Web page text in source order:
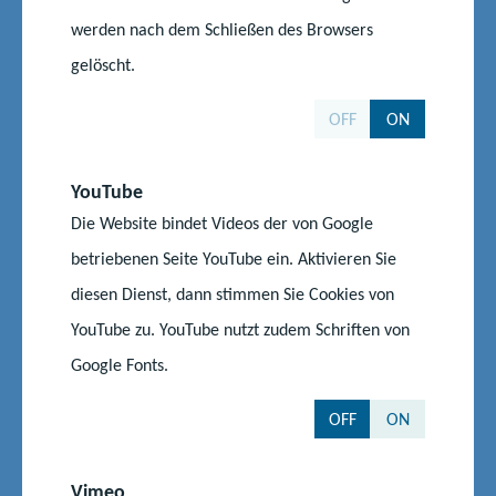
werden nach dem Schließen des Browsers
gelöscht.
OFF ON
YouTube
Die Website bindet Videos der von Google
betriebenen Seite YouTube ein. Aktivieren Sie
diesen Dienst, dann stimmen Sie Cookies von
YouTube zu. YouTube nutzt zudem Schriften von
Google Fonts.
OFF ON
Kontakt und Ansprechpartner
Referatsleiter
Ministerium für Bildung und Kindertagesförderung
Referat 221 - Grundsatzangelegenheiten berufliche
Telefon:0385 588 17610